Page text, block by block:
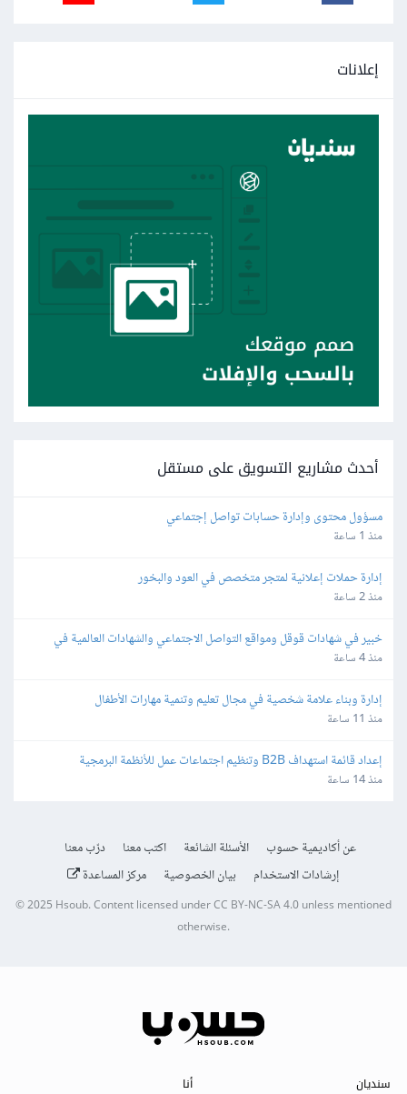
إعلانات
أحدث مشاريع التسويق على مستقل
مسؤول محتوى وإدارة حسابات تواصل إجتماعي
منذ 1 ساعة
إدارة حملات إعلانية لمتجر متخصص في العود والبخور
منذ 2 ساعة
التسويق
منذ 4 ساعة
إدارة وبناء علامة شخصية في مجال تعليم وتنمية مهارات الأطفال
منذ 11 ساعة
إعداد قائمة استهداف B2B وتنظيم اجتماعات عمل للأنظمة البرمجية
منذ 14 ساعة
عن أكاديمية حسوب الأسئلة الشائعة اكتب معنا
درّب معنا
إرشادات الاستخدام
بيان الخصوصية مركز المساعدة
© 2025 Hsoub.Content licensed underCC BY-NC-SA 4.0unless mentioned
otherwise.